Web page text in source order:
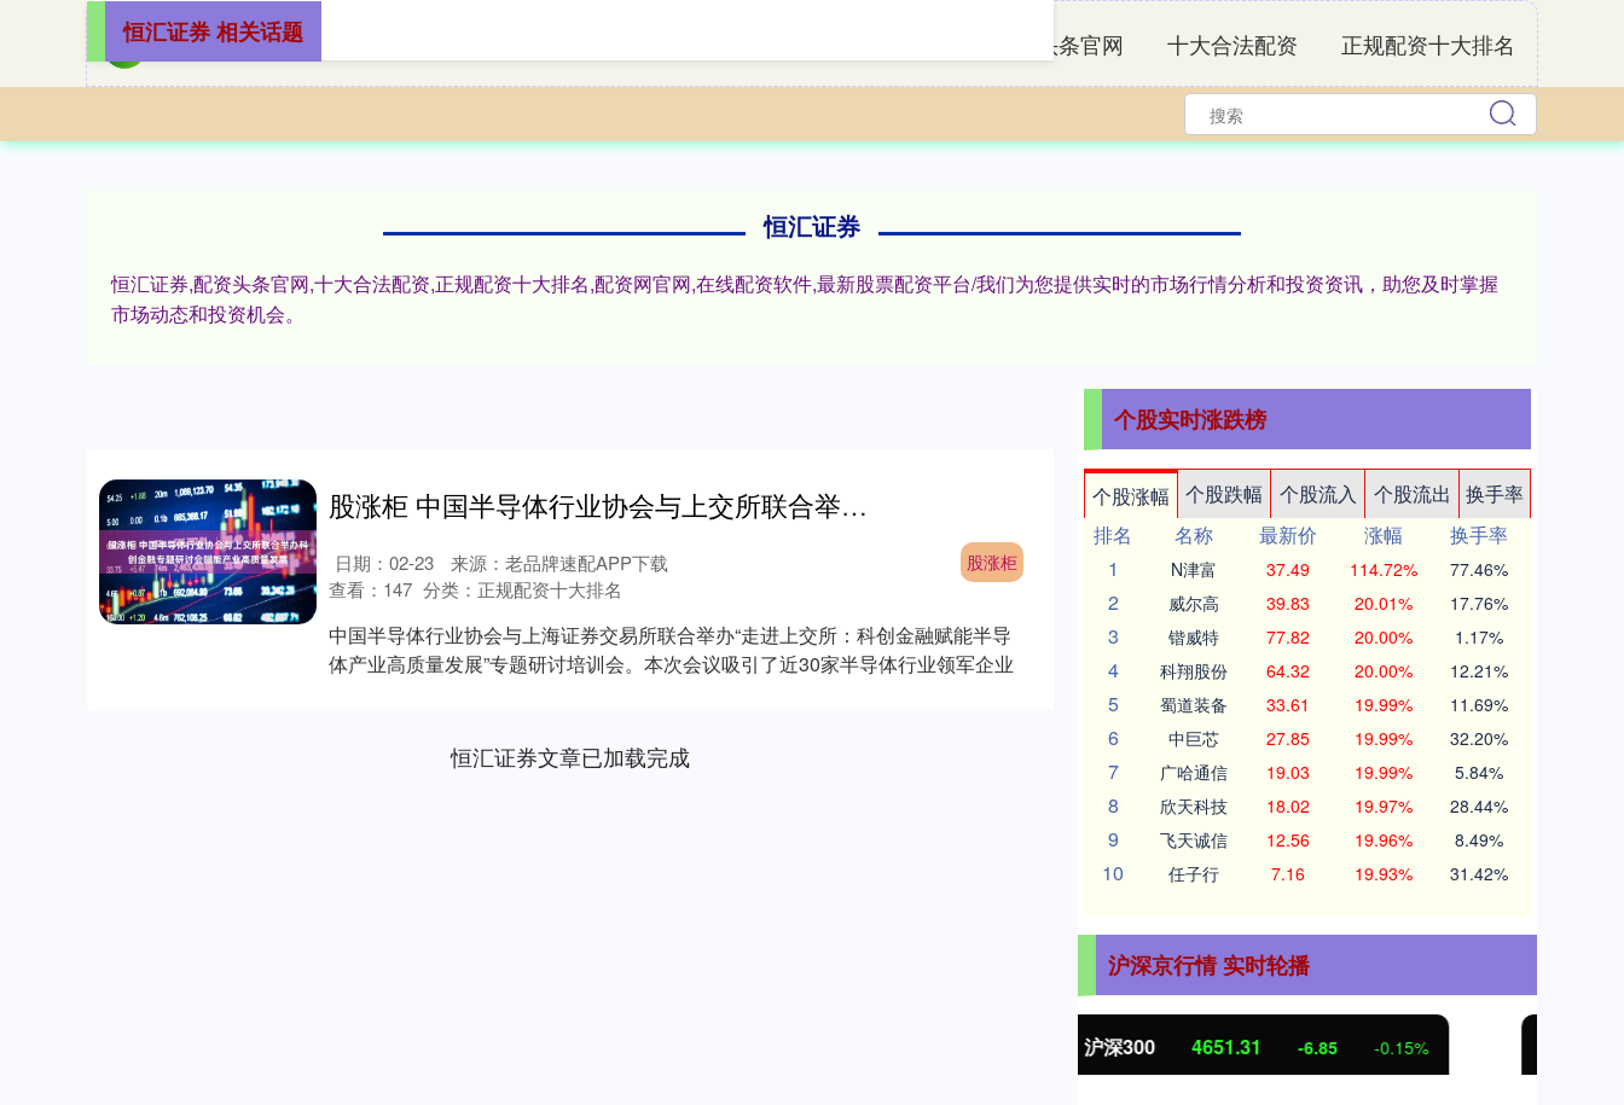
配资头条官网 十大合法配资 正规配资十大排名
恒汇证券
恒汇证券,配资头条官网,十大合法配资,正规配资十大排名,配资网官网,在线配资软件,最新股票配资平台/我们为您提供实时的市场行情分析和投资资讯，助您及时掌握
市场动态和投资机会。
恒汇证券 相关话题
股涨柜 中国半导体行业协会与上交所联合举办科创金融专题研讨会赋能产业高质量发展
股涨柜
日期：02-23
来源：老品牌速配APP下载
查看： 147 分类： 正规配资十大排名
中国半导体行业协会与上海证券交易所联合举办“走进上交所：科创金融赋能半导
体产业高质量发展”专题研讨培训会。本次会议吸引了近30家半导体行业领军企业
恒汇证券文章已加载完成
个股实时涨跌榜
个股涨幅 个股跌幅 个股流入 个股流出
换手率
排名
名称 最新价 涨幅
换手率
1
N津富 37.49 114.72% 77.46%
2 威尔高 39.83 20.01% 17.76%
3 锴威特 77.82 20.00% 1.17%
4 科翔股份 64.32 20.00% 12.21%
5 蜀道装备 33.61 19.99% 11.69%
6 中巨芯 27.85 19.99% 32.20%
7 广哈通信 19.03 19.99% 5.84%
8 欣天科技 18.02 19.97% 28.44%
9 飞天诚信 12.56 19.96% 8.49%
10 任子行 7.16 19.93% 31.42%
沪深京行情 实时轮播
北证50 1122.88 3.42 0.30%